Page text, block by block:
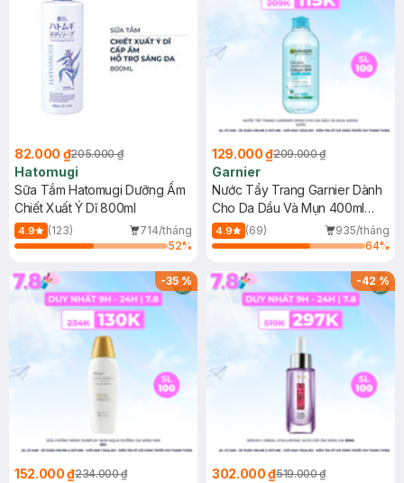
82.000 ₫205.000 ₫
Hatomugi
Sữa Tắm Hatomugi Dưỡng Ẩm
Chiết Xuất Ý Dĩ 800ml
4.9 (123)
714/tháng
52%
129.000 ₫209.000 ₫
Garnier
Nước Tẩy Trang Garnier Dành
Cho Da Dầu Và Mụn 400ml
(Mới)
4.9 (69)
935/tháng
64%
-35%
152.000 ₫234.000 ₫
-42%
302.000 ₫519.000 ₫